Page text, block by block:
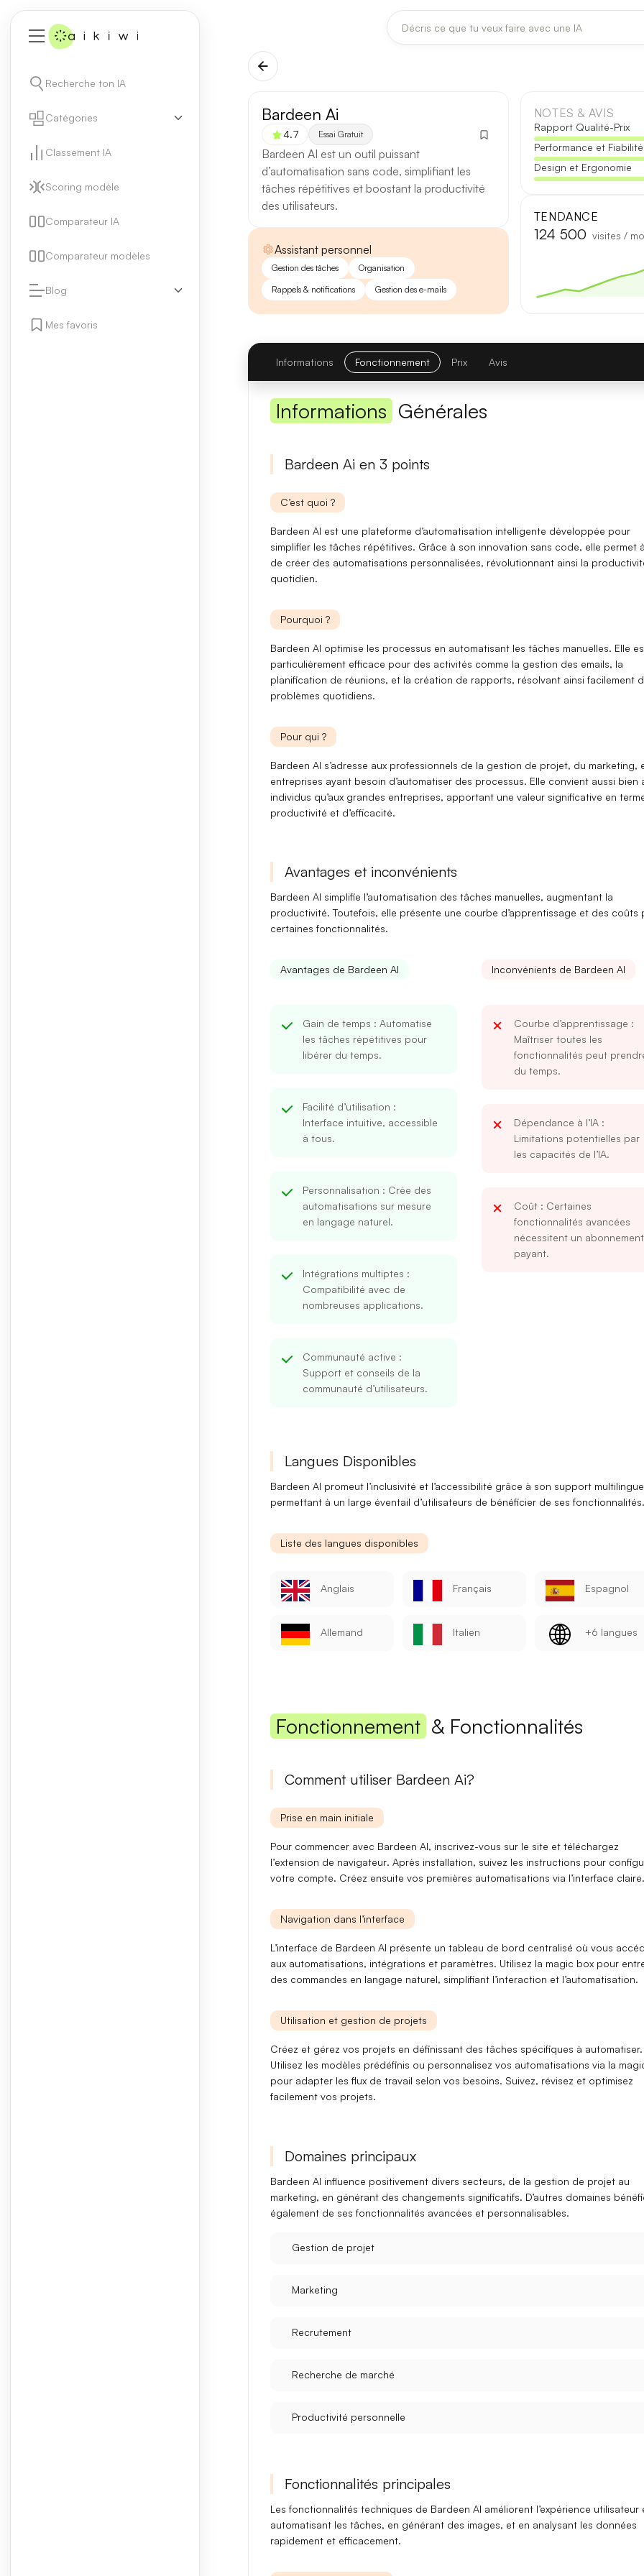
Recherche ton IA
Catégories
Classement IA
Scoring modèle
Comparateur IA
Comparateur modèles
Blog
Mes favoris
Se connecter
Continuer avec Google
Mot de passe
[TEST] Claude Opus 4.8 : ce qui change
5 août 2026
Anthropic met à jour Claude Opus le 2 août 2026. Cette
fiabilité des réponses longues et la vitesse de première réponse.
Ce qui change
Contexte étendu— les documents longs sont traités d’un
Réponses longues— moins de pertes de fil sur les textes de
Comparatif avec la version précédente
Note globale
Latence 1re réponse
Lire l'article complet
Bardeen Ai
4.7 Essai Gratuit
Bardeen AI est un outil puissant
d’automatisation sans code, simplifiant les
tâches répétitives et boostant la productivité
des utilisateurs.
Assistant personnel
Gestion des tâches
Organisation
Rappels & notifications
Gestion des e-mails
NOTES & AVIS
Rapport Qualité-Prix
Performance et Fiabilité
Design et Ergonomie
TENDANCE
124 500 visites /
Informations Fonctionnement Prix Avis
Informations Générales
Bardeen Ai en 3 points
C’est quoi ?
Bardeen AI est une plateforme d’automatisation intelligente développée pour
simplifier les tâches répétitives. Grâce à son innovation sans code, elle permet
de créer des automatisations personnalisées, révolutionnant ainsi la
quotidien.
Pourquoi ?
Bardeen AI optimise les processus en automatisant les tâches manuelles. Elle
particulièrement efficace pour des activités comme la gestion des emails, la
planification de réunions, et la création de rapports, résolvant ainsi facilement
problèmes quotidiens.
Pour qui ?
Bardeen AI s’adresse aux professionnels de la gestion de projet, du marketing,
entreprises ayant besoin d’automatiser des processus. Elle convient aussi bien
individus qu’aux grandes entreprises, apportant une valeur significative en
productivité et d’efficacité.
Avantages et inconvénients
Bardeen AI simplifie l’automatisation des tâches manuelles, augmentant la
productivité. Toutefois, elle présente une courbe d’apprentissage et des coûts
certaines fonctionnalités.
Avantages de Bardeen AI
Gain de temps : Automatise
les tâches répétitives pour
libérer du temps.
Facilité d’utilisation :
Interface intuitive, accessible
à tous.
Personnalisation : Crée des
automatisations sur mesure
en langage naturel.
Intégrations multiptes :
Compatibilité avec de
nombreuses applications.
Communauté active :
Support et conseils de la
communauté d’utilisateurs.
Inconvénients de Bardeen AI
Courbe d’apprentissage :
Maîtriser toutes les
fonctionnalités peut
du temps.
Dépendance à l’IA:
Limitations potentielles par
les capacités de l’IA.
Coût: Certaines
fonctionnalités avancées
nécessitent un abonnement
payant.
Langues Disponibles
Bardeen AI promeut l’inclusivité et l’accessibilité grâce à son support multilingue
permettant à un large éventail d’utilisateurs de bénéficier de ses fonctionnalités.
Liste des langues disponibles
Anglais Français Espagnol
Allemand Italien +6 langues
Fonctionnement & Fonctionnalités
Comment utiliser Bardeen Ai?
Prise en main initiale
Pour commencer avec Bardeen AI, inscrivez-vous sur le site et téléchargez
l’extension de navigateur. Après installation, suivez les instructions pour
votre compte. Créez ensuite vos premières automatisations via l’interface claire.
Navigation dans l’interface
L’interface de Bardeen AI présente un tableau de bord centralisé où vous
aux automatisations, intégrations et paramètres. Utilisez la magic boxpour
des commandes en langage naturel, simplifiant l’interaction et l’automatisation.
Utilisation et gestion de projets
Créez et gérez vos projets en définissant des tâches spécifiques à automatiser.
Utilisez les modèles prédéfinis ou personnalisez vos automatisations via la
pour adapter les flux de travail selon vos besoins. Suivez, révisez et optimisez
facilement vos projets.
Domaines principaux
Bardeen AI influence positivement divers secteurs, de la gestion de projetau
marketing, en générant des changements significatifs. D’autres domaines
également de ses fonctionnalités avancées et personnalisables.
Gestion de projet
Marketing
Recrutement
Recherche de marché
Productivité personnelle
Fonctionnalités principales
Les fonctionnalités techniques de Bardeen AI améliorent l’expérience utilisateur
automatisant les tâches, en générant des images, et en analysant les données
rapidement et efficacement.